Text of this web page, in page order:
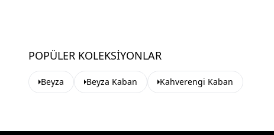
POPÜLER KOLEKSIYONLAR
Beyza Beyza Kaban Kahverengi Kaban